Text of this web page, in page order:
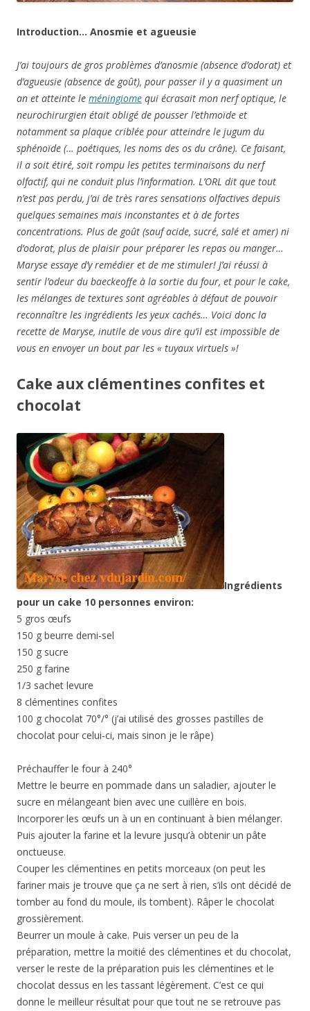
Introduction… Anosmie et agueusie
J’ai toujours de gros problèmes d’anosmie (absence d’odorat) et
d’agueusie (absence de goût), pour passer il y a quasiment un
an et atteinte le méningiome qui écrasait mon nerf optique, le
neurochirurgien était obligé de pousser l’ethmoïde et
notamment sa plaque criblée pour atteindre le jugum du
sphénoïde (… poétiques, les noms des os du crâne). Ce faisant,
il a soit étiré, soit rompu les petites terminaisons du nerf
olfactif, qui ne conduit plus l’information. L’ORL dit que tout
n’est pas perdu, j’ai de très rares sensations olfactives depuis
quelques semaines mais inconstantes et à de fortes
concentrations. Plus de goût (sauf acide, sucré, salé et amer) ni
d’odorat, plus de plaisir pour préparer les repas ou manger…
Maryse essaye d’y remédier et de me stimuler! J’ai réussi à
sentir l’odeur du baeckeoffe à la sortie du four, et pour le cake,
les mélanges de textures sont agréables à défaut de pouvoir
reconnaître les ingrédients les yeux cachés… Voici donc la
recette de Maryse, inutile de vous dire qu’il est impossible de
vous en envoyer un bout par les « tuyaux virtuels »!
Cake aux clémentines confites et
chocolat
Ingrédients
pour un cake 10 personnes environ:
5 gros œufs
150 g beurre demi-sel
150 g sucre
250 g farine
1/3 sachet levure
8 clémentines confites
100 g chocolat 70°/° (j’ai utilisé des grosses pastilles de
chocolat pour celui-ci, mais sinon je le râpe)
Préchauffer le four à 240°
Mettre le beurre en pommade dans un saladier, ajouter le
sucre en mélangeant bien avec une cuillère en bois.
Incorporer les œufs un à un en continuant à bien mélanger.
Puis ajouter la farine et la levure jusqu’à obtenir un pâte
onctueuse.
Couper les clémentines en petits morceaux (on peut les
fariner mais je trouve que ça ne sert à rien, s’ils ont décidé de
tomber au fond du moule, ils tombent). Râper le chocolat
grossièrement.
Beurrer un moule à cake. Puis verser un peu de la
préparation, mettre la moitié des clémentines et du chocolat,
verser le reste de la préparation puis les clémentines et le
chocolat dessus en les tassant légèrement. C’est ce qui
donne le meilleur résultat pour que tout ne se retrouve pas